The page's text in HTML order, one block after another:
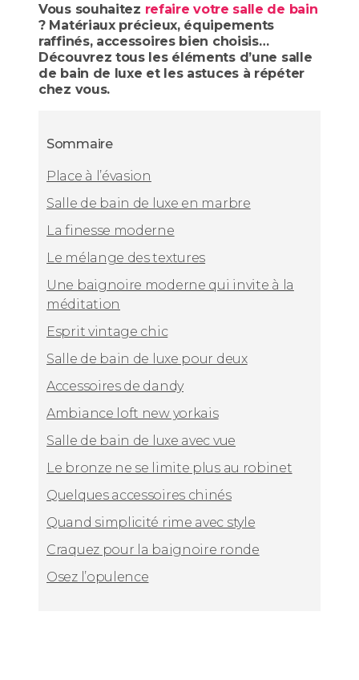
Vous souhaitez refaire votre salle de bain
? Matériaux précieux, équipements
raffinés, accessoires bien choisis…
Découvrez tous les éléments d’une salle
de bain de luxe et les astuces à répéter
chez vous.
Sommaire
Place à l’évasion
Salle de bain de luxe en marbre
La finesse moderne
Le mélange des textures
Une baignoire moderne qui invite à la
méditation
Esprit vintage chic
Salle de bain de luxe pour deux
Accessoires de dandy
Ambiance loft new yorkais
Salle de bain de luxe avec vue
Le bronze ne se limite plus au robinet
Quelques accessoires chinés
Quand simplicité rime avec style
Craquez pour la baignoire ronde
Osez l’opulence